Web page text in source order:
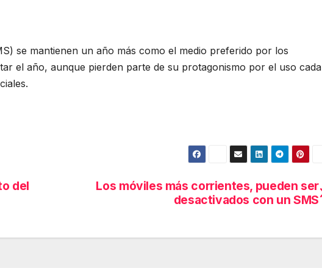
se mantienen un año más como el medio preferido por los
el año, aunque pierden parte de su protagonismo por el uso cada
Los móviles más corrientes, pueden ser
desactivados con un SMS
del